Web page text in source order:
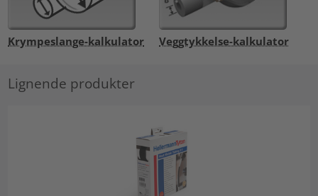
Krympeslange-kalkulator Veggtykkelse-kalkulator
Lignende produkter